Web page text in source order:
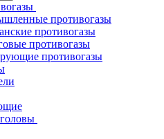
противогазы
противогазы
противогазы
противогазы